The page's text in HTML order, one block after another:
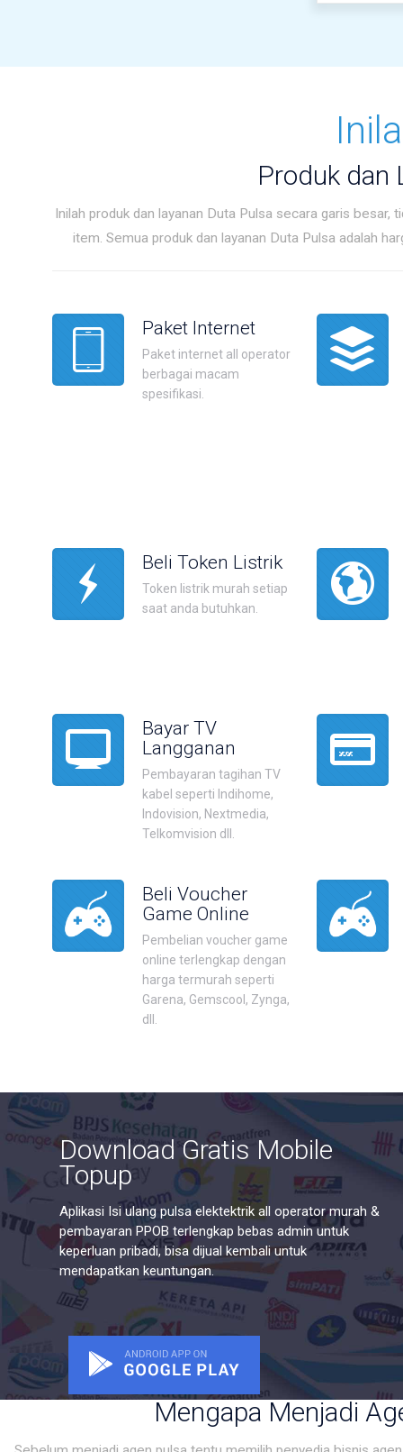
Produk dan
Inilah produk dan layanan Duta Pulsa secara garis
item. Semua produk dan layanan Duta Pulsa adalah
Paket Internet
Paket internet all operator
berbagai macam
spesifikasi.
Beli Token Listrik
Token listrik murah setiap
saat anda butuhkan.
Bayar TV
Langganan
Pembayaran tagihan TV
kabel seperti Indihome,
Indovision, Nextmedia,
Telkomvision dll.
Beli Voucher
Game Online
Pembelian voucher game
online terlengkap dengan
harga termurah seperti
Garena, Gemscool, Zynga,
dll.
Download Gratis Mobile
Topup
Aplikasi Isi ulang pulsa elektektrik all operator murah &
pembayaran PPOB terlengkap bebas admin untuk
keperluan pribadi, bisa dijual kembali untuk
mendapatkan keuntungan.
Mengapa Menjadi